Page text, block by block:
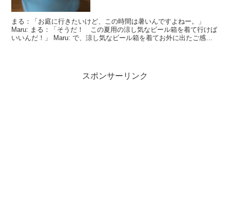
まる：「お庭に行きたいけど、この時間は暑いんですよねー。」
Maru: まる：「そうだ！ この夏用の涼し気なビール箱を着て行けば
いいんだ！」 Maru: で、涼し気なビール箱を着てお外に出たご感想
スポンサーリンク